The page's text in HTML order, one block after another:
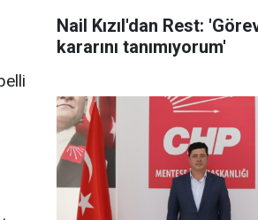
Nail Kızıl'dan Rest:
kararını tanımıyorum'